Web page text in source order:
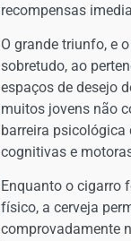
recompensas
O grande triunfo, e
sobretudo, ao
espaços de desejo
muitos jovens não
barreira psicológica
cognitivas e
​Enquanto o cigarro
físico, a cerveja
comprovadamente